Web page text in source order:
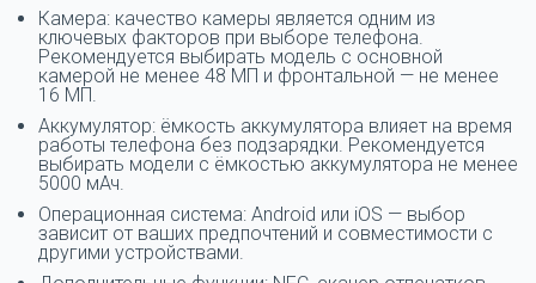
Камера: качество камеры является одним из
ключевых факторов при выборе телефона.
Рекомендуется выбирать модель с основной
камерой не менее 48 МП и фронтальной — не менее
16 МП.
Аккумулятор: ёмкость аккумулятора влияет на время
работы телефона без подзарядки. Рекомендуется
выбирать модели с ёмкостью аккумулятора не менее
5000 мАч.
Операционная система: Android или iOS — выбор
зависит от ваших предпочтений и совместимости с
другими устройствами.